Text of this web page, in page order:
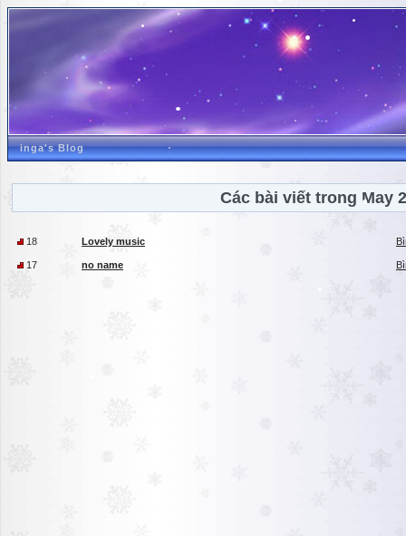
inga's Blog
Các bài viết trong May
18 Lovely music
17 no name